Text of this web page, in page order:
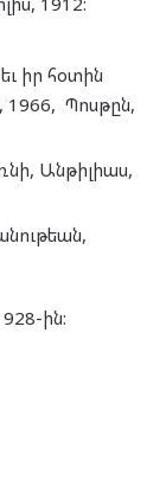
իր հօտին
Պոսթըն,
Անթիլիաս,
ին: